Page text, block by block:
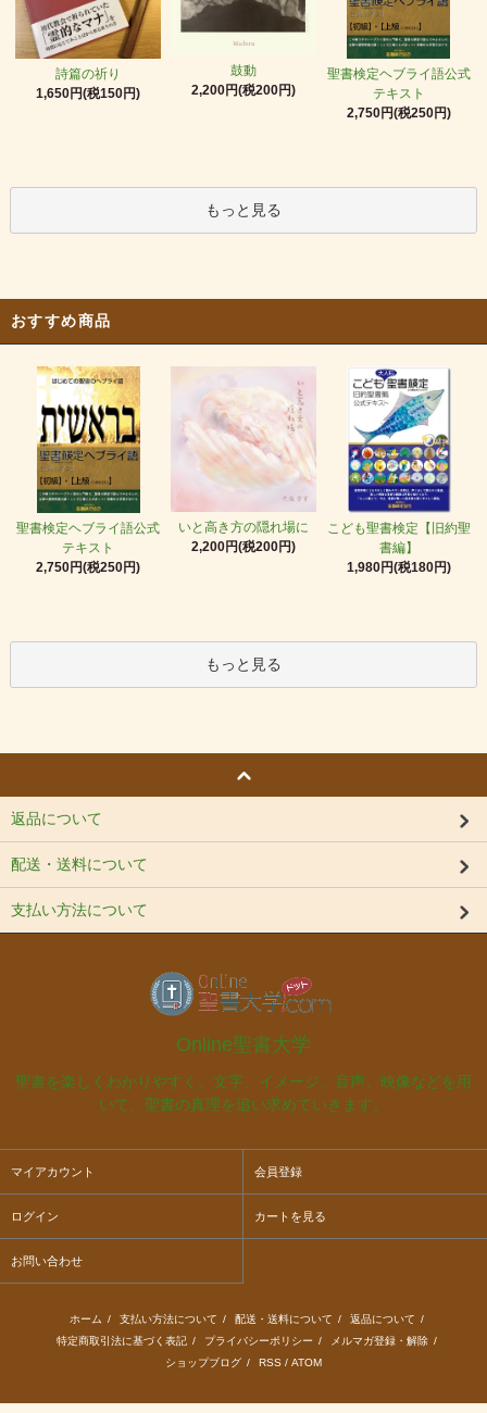
詩篇の祈り
1,650円(税150円)
鼓動
2,200円(税200円)
聖書検定ヘブライ語公式
テキスト
2,750円(税250円)
もっと見る
おすすめ商品
聖書検定ヘブライ語公式
テキスト
2,750円(税250円)
いと高き方の隠れ場に
2,200円(税200円)
こども聖書検定【旧約聖
書編】
1,980円(税180円)
もっと見る
返品について
配送・送料について
支払い方法について
Online聖書大学
聖書を楽しくわかりやすく。文字、イメージ、音声、映像などを用
いて、聖書の真理を追い求めていきます。
マイアカウント 会員登録
ログイン カートを見る
お問い合わせ
ホーム / 支払い方法について / 配送・送料について / 返品について /
特定商取引法に基づく表記 / プライバシーポリシー / メルマガ登録・解除 /
ショップブログ / RSS / ATOM